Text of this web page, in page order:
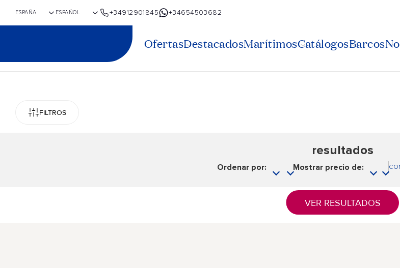
+34912901845 +34654503682
OfertasDestacadosMarítimosCatálogosBarcos
FILTROS
resultados
Ordenar por: Mostrar precio de:
VER RESULTADOS